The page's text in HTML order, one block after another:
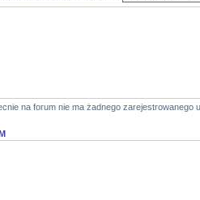
na forum nie ma żadnego zarejestrowanego